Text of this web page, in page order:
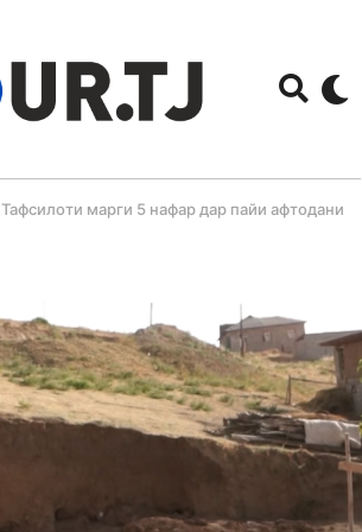
Тафсилоти марги 5 нафар дар пайи афтодани